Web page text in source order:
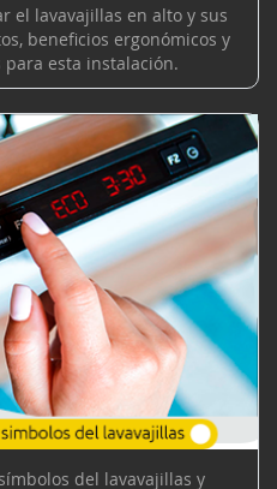
el lavavajillas en alto y sus
beneficios ergonómicos y
esta instalación.
del lavavajillas y